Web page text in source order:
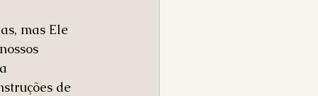
mas Ele
de